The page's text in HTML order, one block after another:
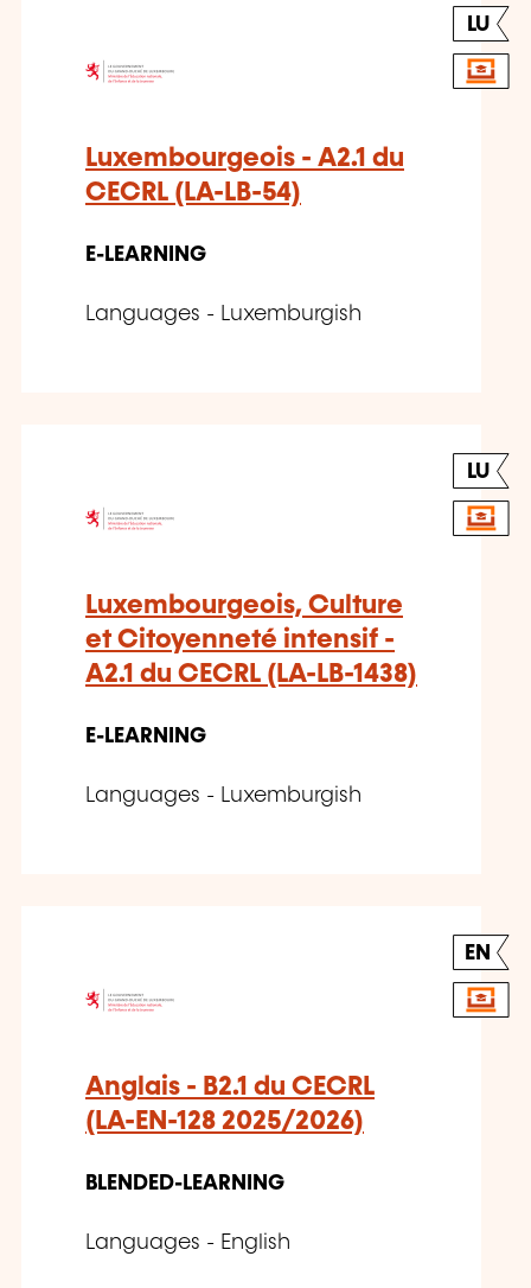
LU
Luxembourgeois - A2.1 du
CECRL (LA-LB-54)
E-LEARNING
Languages - Luxemburgish
LU
Luxembourgeois, Culture
et Citoyenneté intensif -
A2.1 du CECRL (LA-LB-1438)
E-LEARNING
Languages - Luxemburgish
EN
Anglais - B2.1 du CECRL
(LA-EN-128 2025/2026)
BLENDED-LEARNING
Languages - English